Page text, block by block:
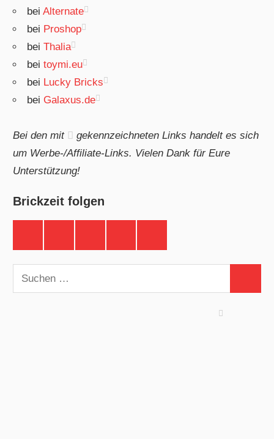
beiAlternate
bei Proshop
beiThalia
beitoymi.eu
bei Lucky Bricks
bei Galaxus.de
Bei den mit
gekennzeichneten Links handelt es sich
um Werbe-/Affiliate-Links. Vielen Dank für Eure
Unterstützung!
Brickzeit folgen
FacebookTwitterInstagramYouTubeTelegram
Suchen
nach: